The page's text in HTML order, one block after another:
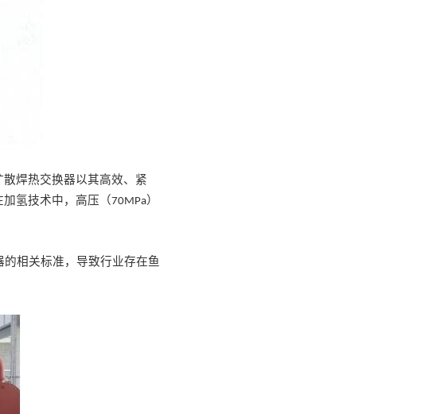
焊热交换器以其高效、紧
加氢技术中，高压（70MPa）
相关标准，导致行业存在鱼